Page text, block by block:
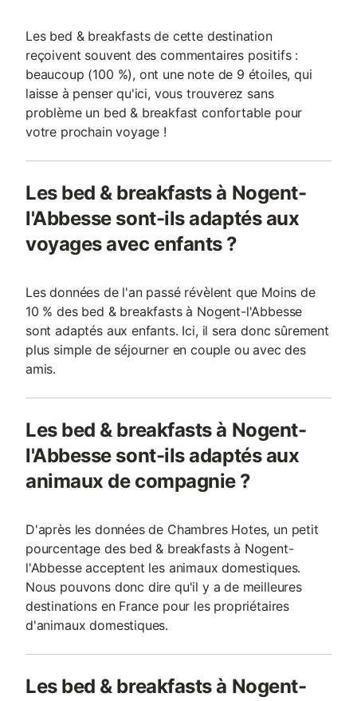
Les bed & breakfasts de cette destination
reçoivent souvent des commentaires positifs :
beaucoup (100 %), ont une note de 9 étoiles, qui
laisse à penser qu'ici, vous trouverez sans
problème un bed & breakfast confortable pour
votre prochain voyage !
Les bed & breakfasts à Nogent-
l'Abbesse sont-ils adaptés aux
voyages avec enfants ?
Les données de l'an passé révèlent que Moins de
10 % des bed & breakfasts à Nogent-l'Abbesse
sont adaptés aux enfants. Ici, il sera donc sûrement
plus simple de séjourner en couple ou avec des
amis.
Les bed & breakfasts à Nogent-
l'Abbesse sont-ils adaptés aux
animaux de compagnie ?
D'après les données de Chambres Hotes, un petit
pourcentage des bed & breakfasts à Nogent-
l'Abbesse acceptent les animaux domestiques.
Nous pouvons donc dire qu'il y a de meilleures
destinations en France pour les propriétaires
d'animaux domestiques.
Les bed & breakfasts à Nogent-